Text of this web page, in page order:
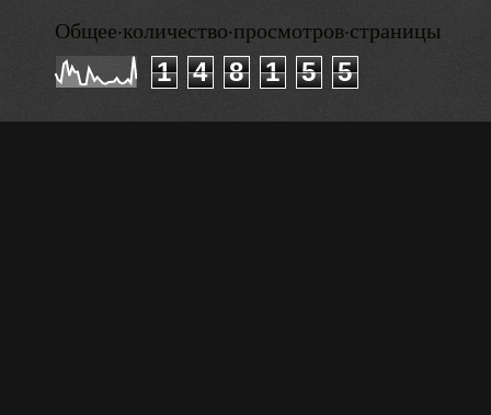
Общее·количество·просмотров·страницы
1
4 8 1 5 5